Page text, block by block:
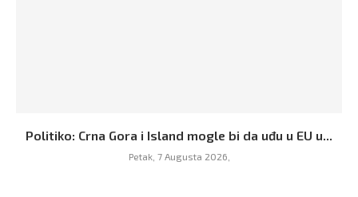
Politiko: Crna Gora i Island mogle bi da uđu u EU u...
Petak, 7 Augusta 2026,